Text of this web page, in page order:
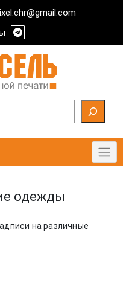
одежды
на различные